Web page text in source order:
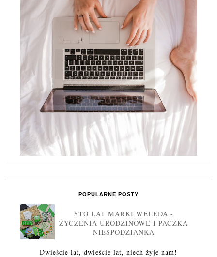
POPULARNE POSTY
STO LAT MARKI WELEDA -
ŻYCZENIA URODZINOWE I PACZKA
NIESPODZIANKA
Dwieście lat, dwieście lat, niech żyje nam!